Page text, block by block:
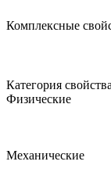
Комплексные
Категория свойства
Физические
Механические